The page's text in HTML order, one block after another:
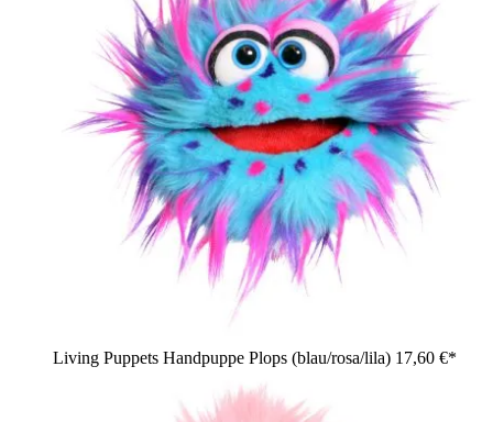
Living Puppets Handpuppe Plops (blau/rosa/lila) 17,60 €*